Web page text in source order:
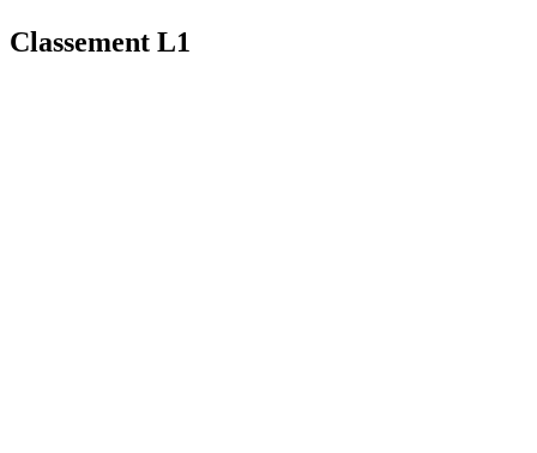
Classement L1